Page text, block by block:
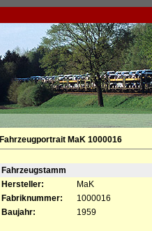
Fahrzeugportrait MaK 1000016
Fahrzeugstamm
Hersteller:
MaK
Fabriknummer:
1000016
Baujahr:
1959